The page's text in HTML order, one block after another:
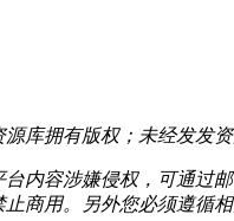
库拥有版权；未经发发
内容涉嫌侵权，可通过
商用。另外您必须遵循